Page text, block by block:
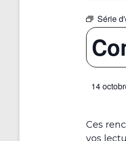
Série
14
Ces
vos